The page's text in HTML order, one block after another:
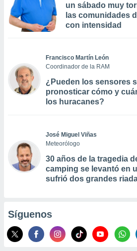
un sábado muy
las comunidades
con intensidad
Francisco Martín León
Coordinador de la RAM
¿Pueden los sensores
pronosticar cómo y
los huracanes?
José Miguel Viñas
Meteorólogo
30 años de la tragedia
camping se levantó en
sufrió dos grandes
Síguenos